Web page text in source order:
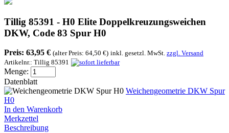
Tillig 85391 - H0 Elite Doppelkreuzungsweichen
DKW, Code 83 Spur H0
Preis: 63,95 € (alter Preis: 64,50 €) inkl. gesetzl. MwSt. zzgl. Versand
Artikelnr.: Tillig 85391
Menge:
Datenblatt
Weichengeometrie DKW Spur
H0
In den Warenkorb
Merkzettel
Beschreibung